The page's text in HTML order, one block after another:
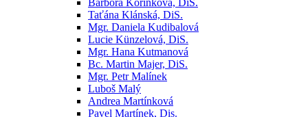
Barbora Kořínková, DiS.
Taťána Klánská, DiS.
Mgr. Daniela Kudibalová
Lucie Künzelová, DiS.
Mgr. Hana Kutmanová
Bc. Martin Majer, DiS.
Mgr. Petr Malínek
Luboš Malý
Andrea Martínková
Pavel Martínek, Dis.